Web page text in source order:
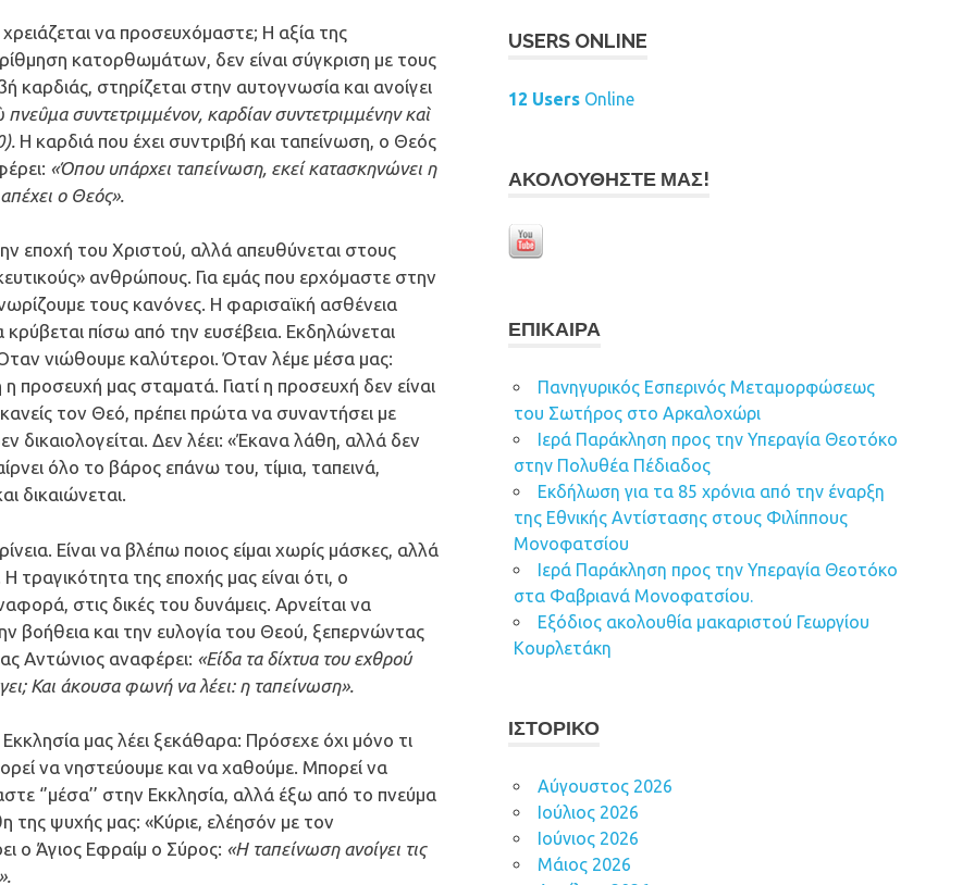
να προσευχόμαστε; Η αξία της
κατορθωμάτων, δεν είναι σύγκριση με τους
καρδιάς, στηρίζεται στην αυτογνωσία και ανοίγει
συντετριμμένον, καρδίαν συντετριμμένην καὶ
Η καρδιά που έχει συντριβή και ταπείνωση, ο Θεός
«Όπου υπάρχει ταπείνωση, εκεί κατασκηνώνει η
ο Θεός».
εποχή του Χριστού, αλλά απευθύνεται στους
ανθρώπους. Για εμάς που ερχόμαστε στην
τους κανόνες. Η φαρισαϊκή ασθένεια
κρύβεται πίσω από την ευσέβεια. Εκδηλώνεται
νιώθουμε καλύτεροι. Όταν λέμε μέσα μας:
προσευχή μας σταματά. Γιατί η προσευχή δεν είναι
τον Θεό, πρέπει πρώτα να συναντήσει με
δικαιολογείται. Δεν λέει: «Έκανα λάθη, αλλά δεν
όλο το βάρος επάνω του, τίμια, ταπεινά,
δικαιώνεται.
Είναι να βλέπω ποιος είμαι χωρίς μάσκες, αλλά
τραγικότητα της εποχής μας είναι ότι, ο
στις δικές του δυνάμεις. Αρνείται να
βοήθεια και την ευλογία του Θεού, ξεπερνώντας
Αντώνιος αναφέρει: «Είδα τα δίχτυα του εχθρού
Και άκουσα φωνή να λέει: η ταπείνωση».
μας λέει ξεκάθαρα: Πρόσεχε όχι μόνο τι
να νηστεύουμε και να χαθούμε. Μπορεί να
‘’μέσα’’ στην Εκκλησία, αλλά έξω από το πνεύμα
ψυχής μας: «Κύριε, ελέησόν με τον
ο Άγιος Εφραίμ ο Σύρος: «Η ταπείνωση ανοίγει τις
USERS ONLINE
12 Users Online
ΑΚΟΛΟΥΘΉΣΤΕ ΜΑΣ!
ΕΠΊΚΑΙΡΑ
Πανηγυρικός Εσπερινός Μεταμορφώσεως
του Σωτήρος στο Αρκαλοχώρι
Ιερά Παράκληση προς την Υπεραγία Θεοτόκο
στην Πολυθέα Πέδιαδος
Εκδήλωση για τα 85 χρόνια από την έναρξη
της Εθνικής Αντίστασης στους Φιλίππους
Μονοφατσίου
Ιερά Παράκληση προς την Υπεραγία Θεοτόκο
στα Φαβριανά Μονοφατσίου.
Εξόδιος ακολουθία μακαριστού Γεωργίου
Κουρλετάκη
ΙΣΤΟΡΙΚΌ
Αύγουστος 2026
Ιούλιος 2026
Ιούνιος 2026
Μάιος 2026